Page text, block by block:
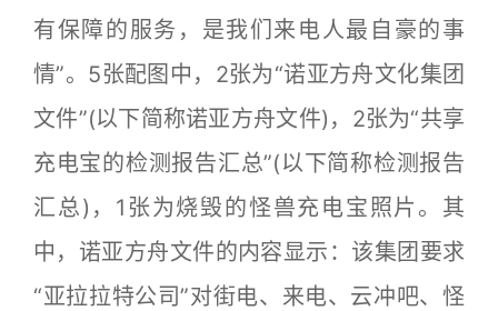
有保障的服务，是我们来电人最自豪的事
情”。5张配图中，2张为“诺亚方舟文化集团
文件”(以下简称诺亚方舟文件)，2张为“共享
充电宝的检测报告汇总”(以下简称检测报告
汇总)，1张为烧毁的怪兽充电宝照片。其
中，诺亚方舟文件的内容显示：该集团要求
“亚拉拉特公司”对街电、来电、云冲吧、怪